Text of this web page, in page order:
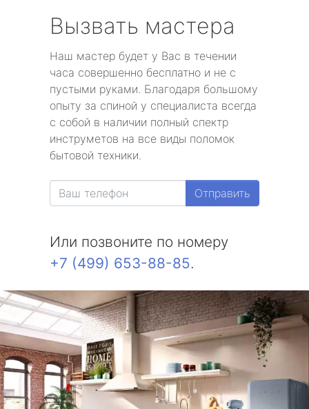
Вызвать мастера
Наш мастер будет у Вас в течении
часа совершенно бесплатно и не с
пустыми руками. Благодаря большому
опыту за спиной у специалиста всегда
с собой в наличии полный спектр
инструметов на все виды поломок
бытовой техники.
Отправить
Или позвоните по номеру
+7 (499) 653-88-85.